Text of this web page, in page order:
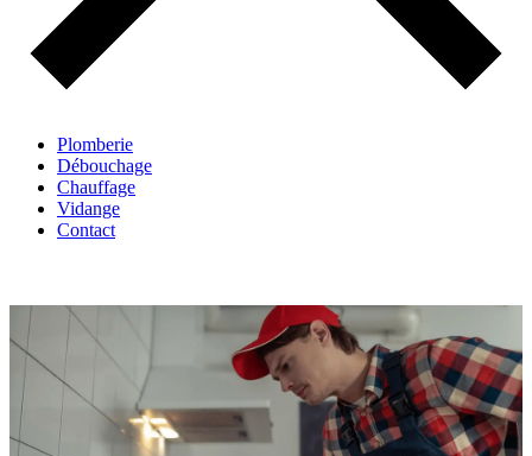
Plomberie
Débouchage
Chauffage
Vidange
Contact